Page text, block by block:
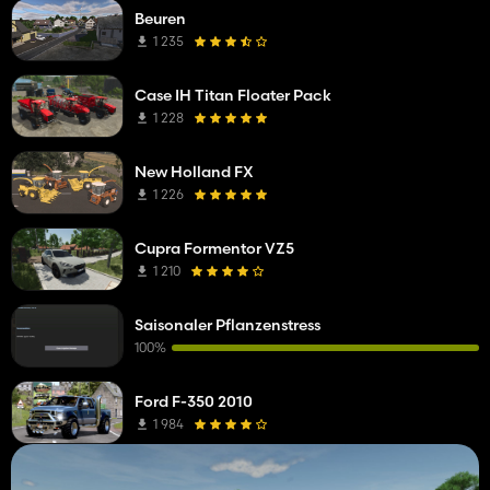
Beuren
1 235
Case IH Titan Floater Pack
1 228
New Holland FX
1 226
Cupra Formentor VZ5
1 210
Saisonaler Pflanzenstress
100%
Ford F-350 2010
1 984